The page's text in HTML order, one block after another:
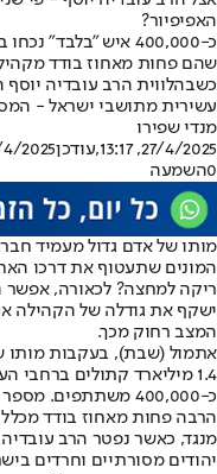
האפיפיור?
כ-400,000 איש
שהם פחות מאחוז בודד
כשבהלווית הרב עובדיה יוסף
עשירית מתושבי ישראל -
מנדי שפירו
27/4/2025, 13:17
,עודכן13:17
0השמעה
מותו של אדם גדול מעמיד
המונים שתעטוף את דרכו
ריקה למחצה? לכאורה, אפשר
ישקף את גודלה של הקהילה
המצב רחוק מכך.
אתמול (שבת), בעקבות מותו
1.4 מיליארד קתולים ברחבי
כ-400,000
הרבה פחות מאחוז בודד מכלל
מנגד, כאשר נפטר הרב עובדיה
יהודים מסורתיים וחרדים